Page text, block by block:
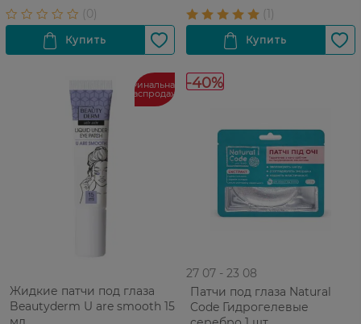
Финальная
распродажа
Жидкие патчи под глаза
Beautyderm U are smooth 15
-40%
27 07 - 23 08
Патчи под глаза Natural
Code Гидрогелевые